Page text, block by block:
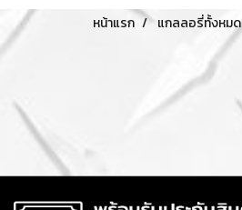
หน้าแรก แกลลอรี่ทั้งหมด